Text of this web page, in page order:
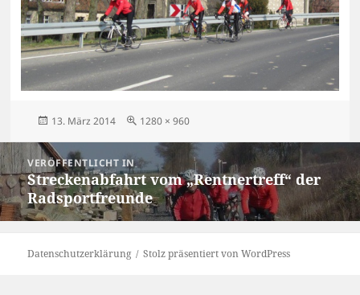
Veröffentlicht
13. März 2014 Originalgröße
1280 × 960
Beitragsnavigation
VERÖFFENTLICHT IN
Streckenabfahrt vom „Rentnertreff“ der
Radsportfreunde
Datenschutzerklärung Stolz präsentiert von WordPress